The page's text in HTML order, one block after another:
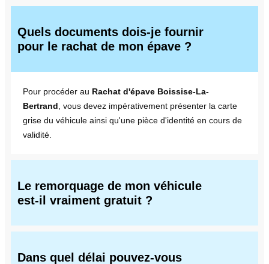
Quels documents dois-je fournir
pour le rachat de mon épave ?
Pour procéder au Rachat d'épave Boissise-La-
Bertrand , vous devez impérativement présenter la carte
grise du véhicule ainsi qu'une pièce d'identité en cours de
validité.
Le remorquage de mon véhicule
est-il vraiment gratuit ?
Dans quel délai pouvez-vous